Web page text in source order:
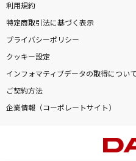
利用規約
特定商取引法に基づく表示
プライバシーポリシー
クッキー設定
インフォマティブデータの取得について
ご契約方法
企業情報（コーポレートサイト）